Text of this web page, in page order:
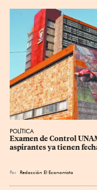
POLÍTICA
Examen de Control
aspirantes ya tienen
Por Redacción El Economista